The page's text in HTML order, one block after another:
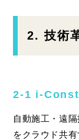
2. 技術
2‑1
自動施工・遠
をクラウド共有